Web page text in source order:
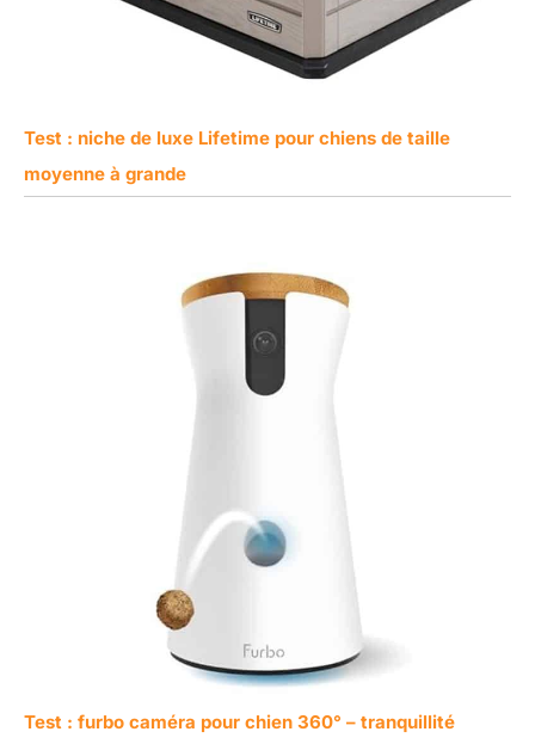
Test : niche de luxe Lifetime pour chiens de taille
moyenne à grande
Test : furbo caméra pour chien 360° – tranquillité